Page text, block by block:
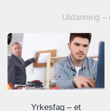
Utdanning
Yrkesfag – et